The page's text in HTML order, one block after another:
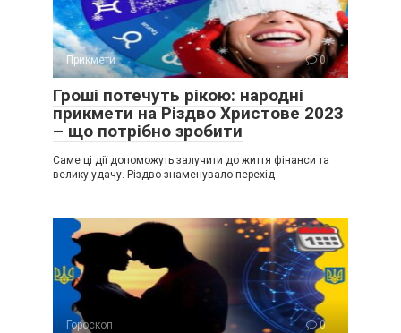
Прикмети 0
Гроші потечуть рікою: народні
прикмети на Різдво Христове 2023
– що потрібно зробити
Саме ці дії допоможуть залучити до життя фінанси та
велику удачу. Різдво знаменувало перехід
Гороскоп 0